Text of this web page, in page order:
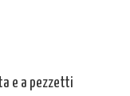
e a pezzetti